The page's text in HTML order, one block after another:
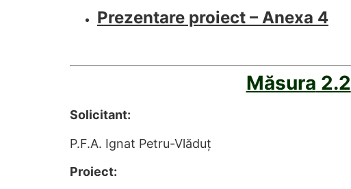
Prezentare proiect – Anexa 4
Măsura 2.2
Solicitant:
P.F.A. Ignat Petru-Vlăduț
Proiect: